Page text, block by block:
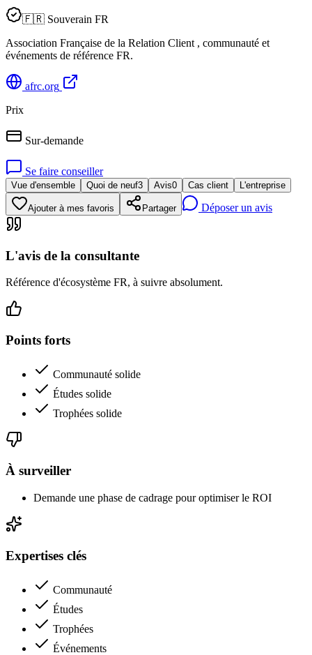
🇫🇷 Souverain FR
Association Française de la Relation Client , communauté et
événements de référence FR.
afrc.org
Prix
Sur-demande
Se faire conseiller
Vue d'ensemble Quoi de neuf3 Avis0 Cas client L'entreprise
Ajouter à mes favoris Partager Déposer un avis
L'avis de la consultante
Référence d'écosystème FR, à suivre absolument.
Points forts
Communauté solide
Études solide
Trophées solide
À surveiller
Demande une phase de cadrage pour optimiser le ROI
Expertises clés
Communauté
Études
Trophées
Événements